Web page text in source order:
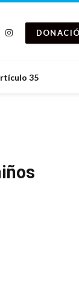
Instagram
35